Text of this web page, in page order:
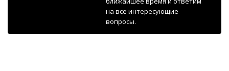
на все интересующие
вопросы.